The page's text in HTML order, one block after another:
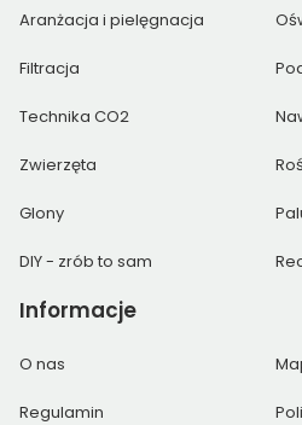
Aranżacja i pielęgnacja
Filtracja
Technika CO2
Zwierzęta
Glony
DIY - zrób to sam
Informacje
O nas
Regulamin